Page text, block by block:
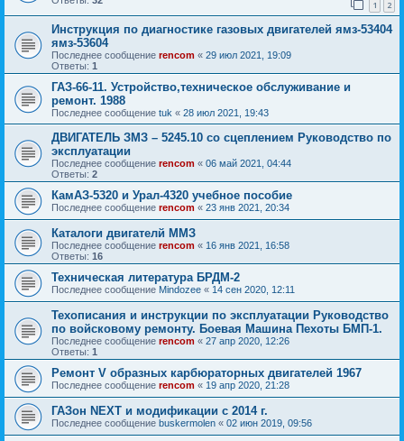
1 2
Инструкция по диагностике газовых двигателей ямз-53404
ямз-53604
Последнее сообщение rencom « 29 июл 2021, 19:09
Ответы: 1
ГАЗ-66-11. Устройство,техническое обслуживание и
ремонт. 1988
Последнее сообщение tuk « 28 июл 2021, 19:43
ДВИГАТЕЛЬ ЗМЗ – 5245.10 со сцеплением Руководство по
эксплуатации
Последнее сообщение rencom « 06 май 2021, 04:44
Ответы: 2
КамАЗ-5320 и Урал-4320 учебное пособие
Последнее сообщение rencom « 23 янв 2021, 20:34
Каталоги двигателй ММЗ
Последнее сообщение rencom « 16 янв 2021, 16:58
Ответы: 16
Техническая литература БРДМ-2
Последнее сообщение Mindozee « 14 сен 2020, 12:11
Техописания и инструкции по эксплуатации Руководство
по войсковому ремонту. Боевая Машина Пехоты БМП-1.
Последнее сообщение rencom « 27 апр 2020, 12:26
Ответы: 1
Ремонт V образных карбюраторных двигателей 1967
Последнее сообщение rencom « 19 апр 2020, 21:28
ГАЗон NEXT и модификации с 2014 г.
Последнее сообщение buskermolen « 02 июн 2019, 09:56